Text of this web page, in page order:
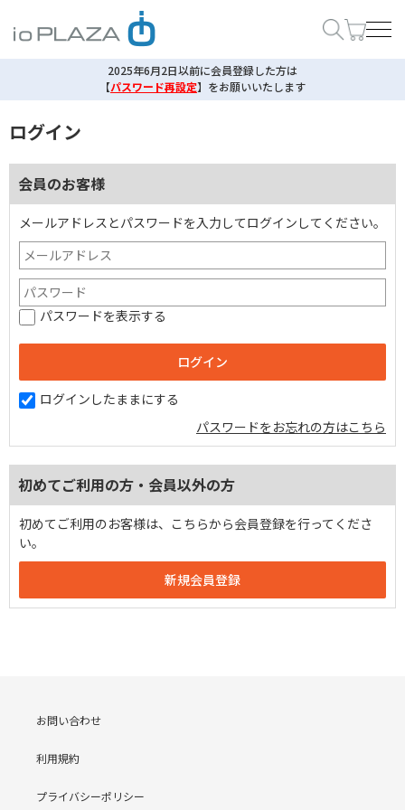
2025年6月2日以前に会員登録した方は
【パスワード再設定】 をお願いいたします
ログイン
会員のお客様
メールアドレスとパスワードを入力してログインしてください。
パスワードを表示する
ログインしたままにする
パスワードをお忘れの方はこちら
初めてご利用の方・会員以外の方
初めてご利用のお客様は、こちらから会員登録を行ってくださ
い。
お問い合わせ
利用規約
プライバシーポリシー